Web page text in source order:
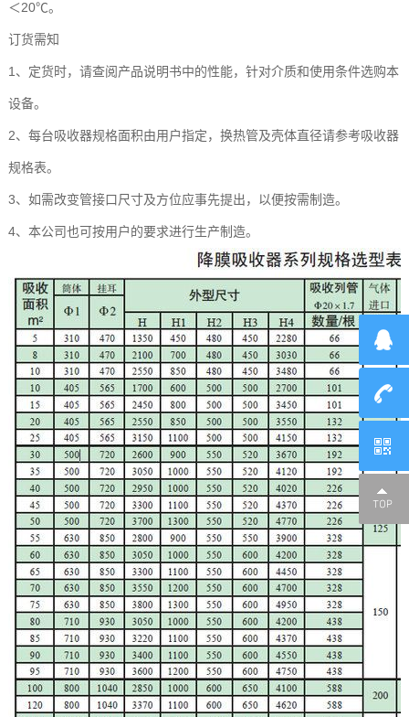
＜20℃。
订货需知
1、定货时，请查阅产品说明书中的性能，针对介质和使用条件选购本
设备。
2、每台吸收器规格面积由用户指定，换热管及壳体直径请参考吸收器
规格表。
3、如需改变管接口尺寸及方位应事先提出，以便按需制造。
4、本公司也可按用户的要求进行生产制造。